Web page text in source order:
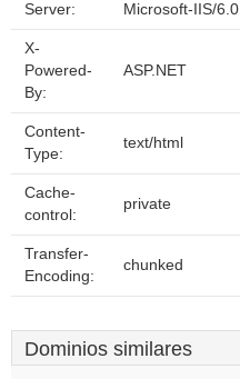
Server: Microsoft-IIS/6.0
X-
Powered-
By:
ASP.NET
Content-
Type:
text/html
Cache-
control:
private
Transfer-
Encoding:
chunked
Dominios similares